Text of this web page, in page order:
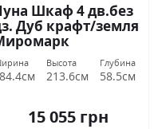
Шкаф 4 дв.без
Дуб крафт/земля
Высота
213.6см
Глубина
58.5см
15 055 грн